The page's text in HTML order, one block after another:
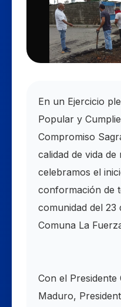
En un Ejercicio
Popular y
Compromiso
calidad de vida
celebramos el
conformación de
comunidad del 23
Comuna La
Con el
Maduro,